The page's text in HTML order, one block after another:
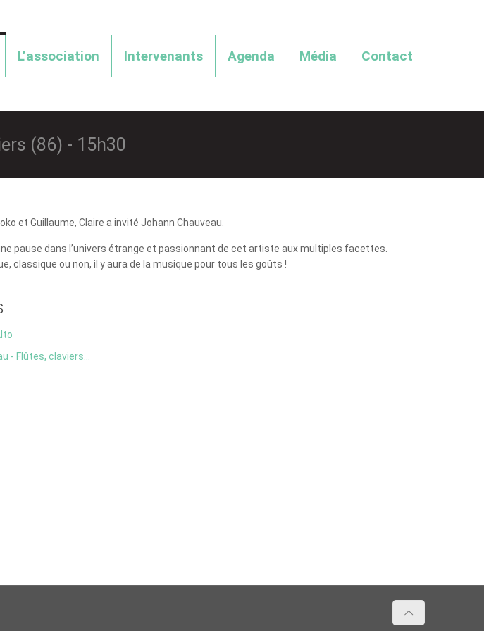
L’association Intervenants Agenda Média Contact
(86) - 15h30
et Guillaume, Claire a invité Johann Chauveau.
pause dans l’univers étrange et passionnant de cet artiste aux multiples facettes.
classique ou non, il y aura de la musique pour tous les goûts !
- Flûtes, claviers...